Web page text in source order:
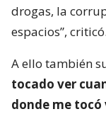
drogas, la
espacios”, criticó.
A ello también
tocado ver
donde me tocó